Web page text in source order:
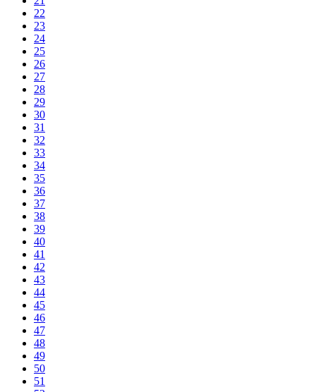
22
23
24
25
26
27
28
29
30
31
32
33
34
35
36
37
38
39
40
41
42
43
44
45
46
47
48
49
50
51